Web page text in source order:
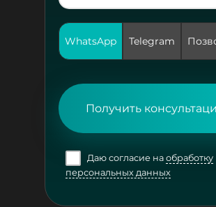
WhatsApp Telegram
Получить
Даю согласие на обработку
персональных данных